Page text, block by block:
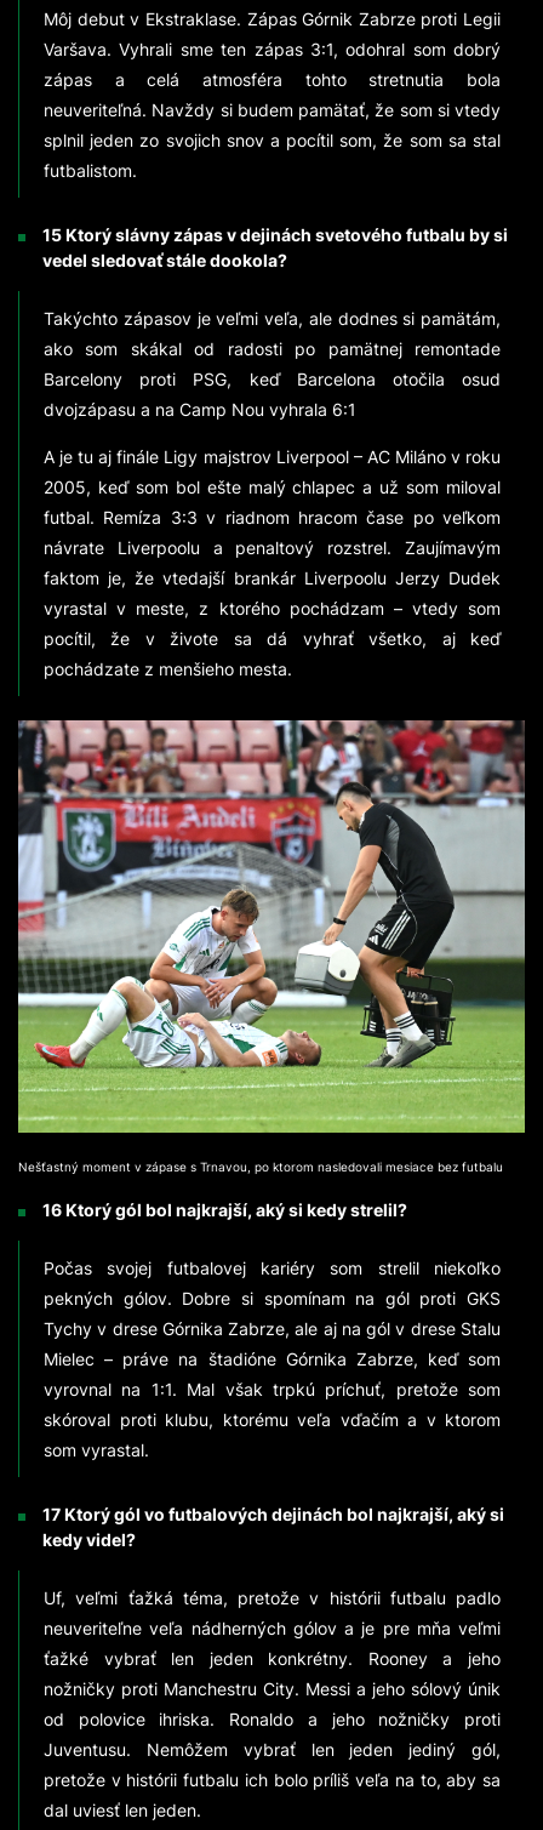
Môj debut v Ekstraklase. Zápas Górnik Zabrze proti Legii
Varšava. Vyhrali sme ten zápas 3:1, odohral som dobrý
zápas a celá atmosféra tohto stretnutia bola
neuveriteľná. Navždy si budem pamätať, že som si vtedy
splnil jeden zo svojich snov a pocítil som, že som sa stal
futbalistom.
15 Ktorý slávny zápas v dejinách svetového futbalu by si
vedel sledovať stále dookola?
Takýchto zápasov je veľmi veľa, ale dodnes si pamätám,
ako som skákal od radosti po pamätnej remontade
Barcelony proti PSG, keď Barcelona otočila osud
dvojzápasu a na Camp Nou vyhrala 6:1
A je tu aj finále Ligy majstrov Liverpool – AC Miláno v roku
2005, keď som bol ešte malý chlapec a už som miloval
futbal. Remíza 3:3 v riadnom hracom čase po veľkom
návrate Liverpoolu a penaltový rozstrel. Zaujímavým
faktom je, že vtedajší brankár Liverpoolu Jerzy Dudek
vyrastal v meste, z ktorého pochádzam – vtedy som
pocítil, že v živote sa dá vyhrať všetko, aj keď
pochádzate z menšieho mesta.
Nešťastný moment v zápase s Trnavou, po ktorom nasledovali mesiace bez futbalu
16 Ktorý gól bol najkrajší, aký si kedy strelil?
Počas svojej futbalovej kariéry som strelil niekoľko
pekných gólov. Dobre si spomínam na gól proti GKS
Tychy v drese Górnika Zabrze, ale aj na gól v drese Stalu
Mielec – práve na štadióne Górnika Zabrze, keď som
vyrovnal na 1:1. Mal však trpkú príchuť, pretože som
skóroval proti klubu, ktorému veľa vďačím a v ktorom
som vyrastal.
17 Ktorý gól vo futbalových dejinách bol najkrajší, aký si
kedy videl?
Uf, veľmi ťažká téma, pretože v histórii futbalu padlo
neuveriteľne veľa nádherných gólov a je pre mňa veľmi
ťažké vybrať len jeden konkrétny. Rooney a jeho
nožničky proti Manchestru City. Messi a jeho sólový únik
od polovice ihriska. Ronaldo a jeho nožničky proti
Juventusu. Nemôžem vybrať len jeden jediný gól,
pretože v histórii futbalu ich bolo príliš veľa na to, aby sa
dal uviesť len jeden.